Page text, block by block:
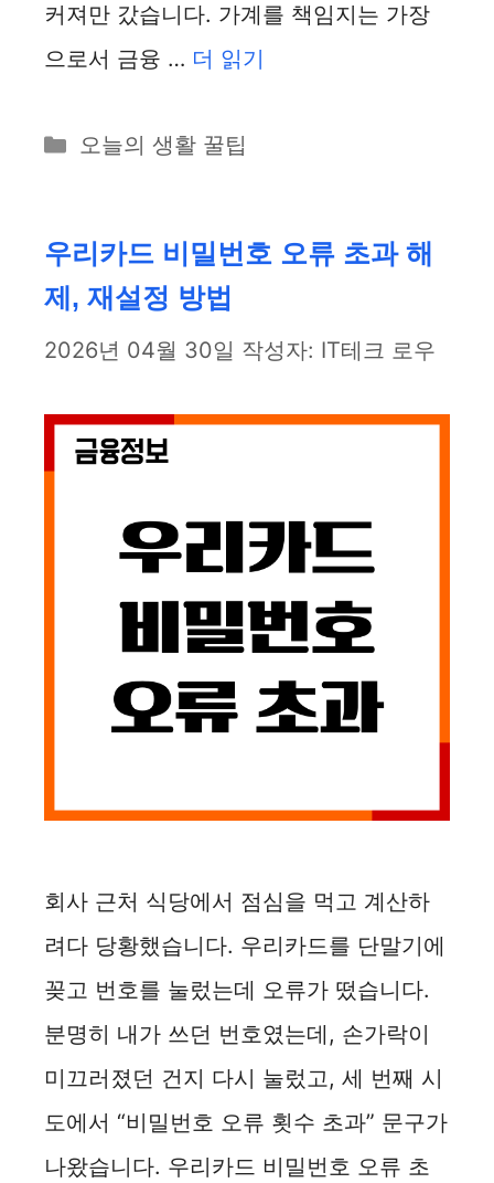
커져만 갔습니다. 가계를 책임지는 가장
으로서 금융 … 더 읽기
카
리
오늘의 생활 꿀팁
우리카드 비밀번호 오류 초과 해
제, 재설정 방법
2026년 04월 30일 작성자: IT테크 로우
회사 근처 식당에서 점심을 먹고 계산하
려다 당황했습니다. 우리카드를 단말기에
꽂고 번호를 눌렀는데 오류가 떴습니다.
분명히 내가 쓰던 번호였는데, 손가락이
미끄러졌던 건지 다시 눌렀고, 세 번째 시
도에서 “비밀번호 오류 횟수 초과” 문구가
나왔습니다. 우리카드 비밀번호 오류 초